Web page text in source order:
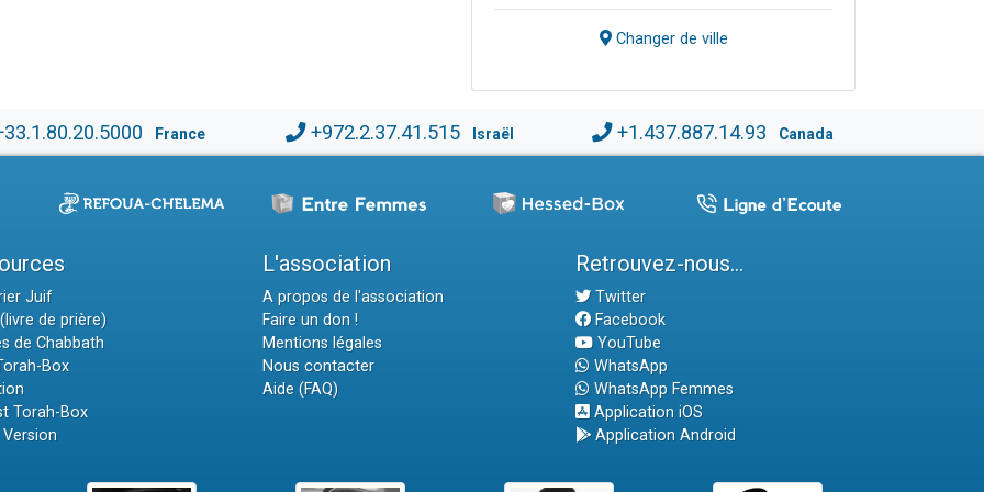
Changer de ville
France +972.2.37.41.515 Israël +1.437.887.14.93 Canada
Juif
de prière)
de Chabbath
Box
Torah-Box
Version
L'association
A propos de l'association
Faire un don !
Mentions légales
Nous contacter
Aide (FAQ)
Retrouvez-nous...
Twitter
Facebook
YouTube
WhatsApp
WhatsApp Femmes
Application iOS
Application Android